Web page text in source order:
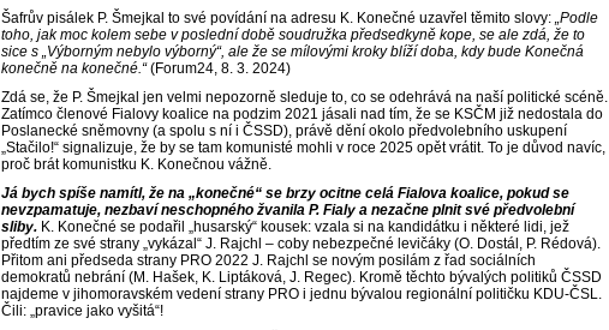
Šafrův pisálek P. Šmejkal to své povídání na adresu K. Konečné uzavřel těmito slovy: „Podle
toho, jak moc kolem sebe v poslední době soudružka předsedkyně kope, se ale zdá, že to
sice s „Výborným nebylo výborný“, ale že se mílovými kroky blíží doba, kdy bude Konečná
konečně na konečné.“(Forum24, 8. 3. 2024)
Zdá se, že P. Šmejkal jen velmi nepozorně sleduje to, co se odehrává na naší politické scéně.
Zatímco členové Fialovy koalice na podzim 2021 jásali nad tím, že se KSČM již nedostala do
Poslanecké sněmovny (a spolu s ní i ČSSD), právě dění okolo předvolebního uskupení
„Stačilo!“ signalizuje, že by se tam komunisté mohli v roce 2025 opět vrátit. To je důvod navíc,
proč brát komunistku K. Konečnou vážně.
Já bych spíše namítl, že na „konečné“ se brzy ocitne celá Fialova koalice, pokud se
nevzpamatuje, nezbaví neschopného žvanila P. Fialy a nezačne plnit své předvolební
sliby. K. Konečné se podařil „husarský“ kousek: vzala si na kandidátku i některé lidi, jež
předtím ze své strany „vykázal“ J. Rajchl – coby nebezpečné levičáky (O. Dostál, P. Rédová).
Přitom ani předseda strany PRO 2022 J. Rajchl se novým posilám z řad sociálních
demokratů nebrání (M. Hašek, K. Liptáková, J. Regec). Kromě těchto bývalých politiků ČSSD
najdeme v jihomoravském vedení strany PRO i jednu bývalou regionální političku KDU-ČSL.
Čili: „pravice jako vyšitá“!